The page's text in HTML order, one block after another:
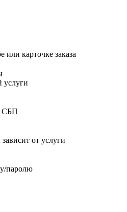
или карточке заказа
услуги
СБП
от услуги
паролю